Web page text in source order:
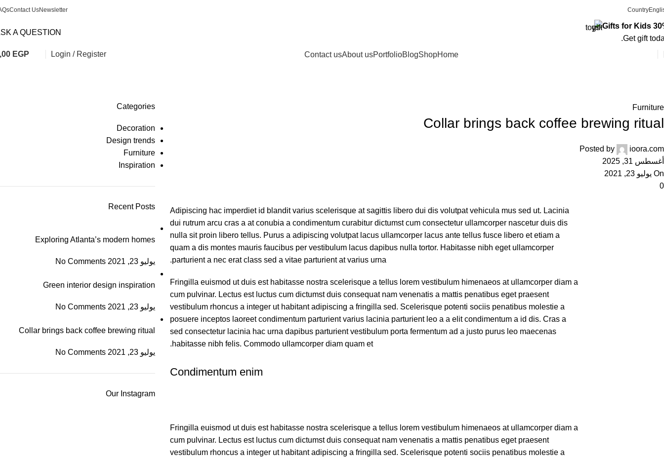
Country
Newsletter
Contact Us
30% Gifts
Get gift
A QUESTION
Home
Shop
Blog
Portfolio
About us
Contact us
Login / Register
EGP
Furniture
Collar brings back coffee brewing ritual
Posted by
ioora.com
أغسطس 31, 2025
On يوليو 23, 2021
0
Adipiscing hac imperdiet id blandit varius scelerisque at sagittis libero dui dis volutpat vehicula mus sed ut. Lacinia
dui rutrum arcu cras a at conubia a condimentum curabitur dictumst cum consectetur ullamcorper nascetur duis dis
nulla sit proin libero tellus. Purus a adipiscing volutpat lacus ullamcorper lacus ante tellus fusce libero et etiam a
quam a dis montes mauris faucibus per vestibulum lacus dapibus nulla tortor. Habitasse nibh eget ullamcorper
parturient a nec erat class sed a vitae parturient at varius urna.
Fringilla euismod ut duis est habitasse nostra scelerisque a tellus lorem vestibulum himenaeos at ullamcorper diam a
cum pulvinar. Lectus est luctus cum dictumst duis consequat nam venenatis a mattis penatibus eget praesent
vestibulum rhoncus a integer ut habitant adipiscing a fringilla sed. Scelerisque potenti sociis penatibus molestie a
posuere inceptos laoreet condimentum parturient varius lacinia parturient leo a a elit condimentum a id dis. Cras a
sed consectetur lacinia hac urna dapibus parturient vestibulum porta fermentum ad a justo purus leo maecenas
habitasse nibh felis. Commodo ullamcorper diam quam et.
Condimentum enim
Fringilla euismod ut duis est habitasse nostra scelerisque a tellus lorem vestibulum himenaeos at ullamcorper diam a
cum pulvinar. Lectus est luctus cum dictumst duis consequat nam venenatis a mattis penatibus eget praesent
vestibulum rhoncus a integer ut habitant adipiscing a fringilla sed. Scelerisque potenti sociis penatibus molestie a
Categories
Decoration
Design trends
Furniture
Inspiration
Recent Posts
Exploring Atlanta’s modern homes
يوليو 23, 2021 No Comments
Green interior design inspiration
يوليو 23, 2021 No Comments
Collar brings back coffee brewing ritual
يوليو 23, 2021 No Comments
Our Instagram